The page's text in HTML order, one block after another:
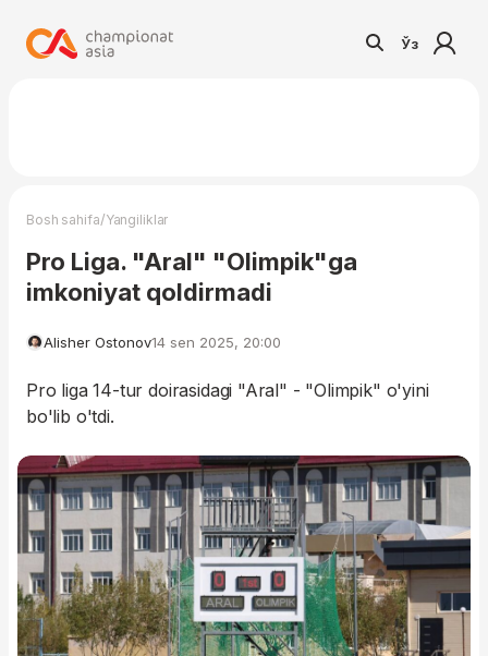
Ўз
Bosh sahifa/Yangiliklar
Pro Liga. "Aral" "Olimpik"ga
imkoniyat qoldirmadi
Alisher Ostonov14 sen 2025, 20:00
Pro liga 14-tur doirasidagi "Aral" - "Olimpik" o'yini
bo'lib o'tdi.